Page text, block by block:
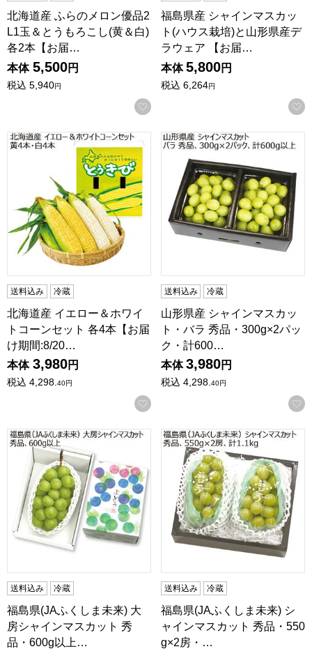
北海道産 ふらのメロン優品2
L1玉＆とうもろこし(黄＆白)
各2本【お届…
本体 5,500円
税込 5,940円
お気に入りに登録する
福島県産 シャインマスカッ
ト(ハウス栽培)と山形県産デ
ラウェア 【お届…
本体 5,800円
税込 6,264円
北海道産 イエロー＆ホワイトコーンセット 各4本【お届け
送料込み 冷蔵
北海道産 イエロー＆ホワイ
トコーンセット 各4本【お届
け期間:8/20…
本体 3,980円
税込 4,298.40円
お気に入りに登録する
山形県産 シャインマスカッ
送料込み 冷蔵
山形県産 シャインマスカッ
ト・バラ 秀品・300g×2パッ
ク・計600…
本体 3,980円
税込 4,298.40円
福島県(JAふくしま未来) 大房シャインマスカット 秀品・
送料込み 冷蔵
福島県(JAふくしま未来) 大
房シャインマスカット 秀
品・600g以上…
福島県(JAふくしま未来) シ
送料込み 冷蔵
福島県(JAふくしま未来) シ
ャインマスカット 秀品・550
g×2房・…